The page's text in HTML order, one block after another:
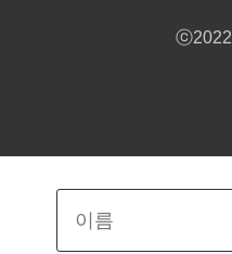
ⓒ2022